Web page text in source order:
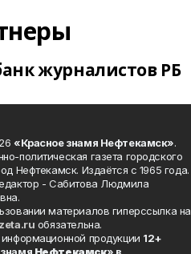
журналистов РБ
«Красное знамя Нефтекамск».
политическая газета городского
Нефтекамск. Издаётся с 1965 года.
- Сабитова Людмила
материалов гиперссылка на
обязательна.
продукции 12+